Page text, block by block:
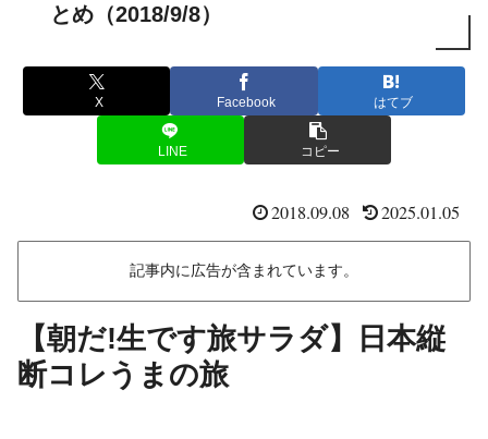
とめ（2018/9/8）
X Facebook はてブ
LINE コピー
2018.09.08 2025.01.05
記事内に広告が含まれています。
【朝だ!生です旅サラダ】日本縦
断コレうまの旅